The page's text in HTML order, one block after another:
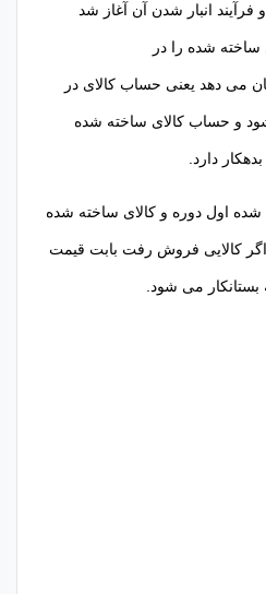
انبار شدن آن آغاز شد
ساخته شده را در
می دهد یعنی حساب کالای در
و حساب کالای ساخته شده
دارد.
اول دوره و کالای ساخته شده
کالایی فروش رفت بابت قیمت
می شود.